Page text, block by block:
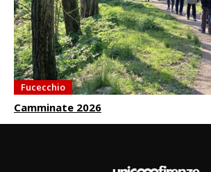
Fucecchio
Camminate 2026